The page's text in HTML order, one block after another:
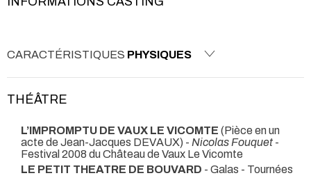
CARACTÉRISTIQUES PHYSIQUES
THÉÂTRE
L’IMPROMPTU DE VAUX LE VICOMTE (Pièce en un
acte de Jean-Jacques DEVAUX) - Nicolas Fouquet -
Festival 2008 du Château de Vaux Le Vicomte
LE PETIT THEATRE DE BOUVARD - Galas - Tournées